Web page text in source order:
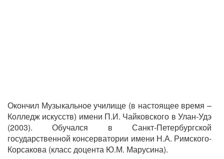
Окончил Музыкальное училище (в настоящее время –
Колледж искусств) имени П.И. Чайковского в Улан-Удэ
(2003). Обучался в Санкт-Петербургской
государственной консерватории имени Н.А. Римского-
Корсакова (класс доцента Ю.М. Марусина).